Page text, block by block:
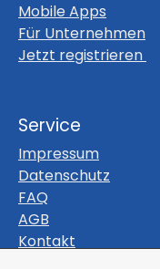
Mobile Apps
Für Unternehmen
Jetzt registrieren
Service
Impressum
Datenschutz
FAQ
AGB
Kontakt